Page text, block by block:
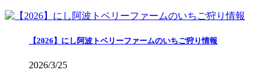
【2026】にし阿波トベリーファームのいちご狩り情報
2026/3/25